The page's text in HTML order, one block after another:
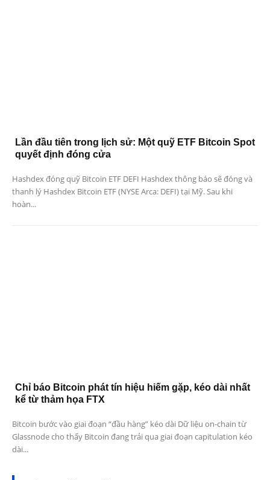
Lần đầu tiên trong lịch sử: Một quỹ ETF Bitcoin Spot
quyết định đóng cửa
Hashdex đóng quỹ Bitcoin ETF DEFI Hashdex thông báo sẽ đóng và
thanh lý Hashdex Bitcoin ETF (NYSE Arca: DEFI) tại Mỹ. Sau khi
hoàn...
Chỉ báo Bitcoin phát tín hiệu hiếm gặp, kéo dài nhất
kể từ thảm họa FTX
Bitcoin bước vào giai đoạn “đầu hàng” kéo dài Dữ liệu on-chain từ
Glassnode cho thấy Bitcoin đang trải qua giai đoạn capitulation kéo
dài...